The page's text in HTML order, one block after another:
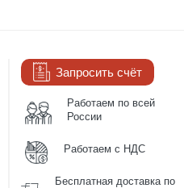
Запросить счёт
Работаем по всей
России
Работаем с НДС
Бесплатная доставка по